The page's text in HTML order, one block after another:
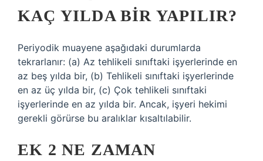
KAÇ YILDA BIR YAPILIR?
Periyodik muayene aşağıdaki durumlarda
tekrarlanır: (a) Az tehlikeli sınıftaki işyerlerinde en
az beş yılda bir, (b) Tehlikeli sınıftaki işyerlerinde
en az üç yılda bir, (c) Çok tehlikeli sınıftaki
işyerlerinde en az yılda bir. Ancak, işyeri hekimi
gerekli görürse bu aralıklar kısaltılabilir.
EK 2 NE ZAMAN